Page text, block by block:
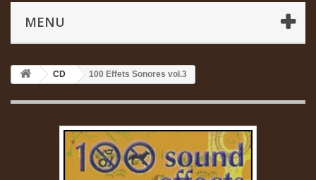
MENU
CD 100 Effets Sonores vol.3